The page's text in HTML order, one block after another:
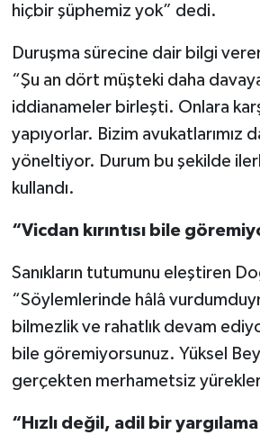
hiçbir şüphemiz yok” dedi.
Duruşma sürecine dair bilgi
“Şu an dört müşteki daha
iddianameler birleşti. Onlara
yapıyorlar. Bizim avukatlarımız
yöneltiyor. Durum bu şekilde
kullandı.
“Vicdan kırıntısı bile
Sanıkların tutumunu eleştiren
“Söylemlerinde hâlâ
bilmezlik ve rahatlık devam
bile göremiyorsunuz. Yüksel
gerçekten merhametsiz
“Hızlı değil, adil bir